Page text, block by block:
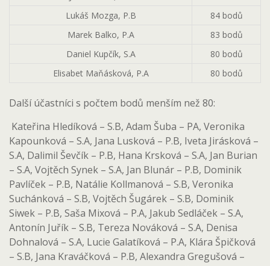
Lukáš Mozga, P.B
84 bodů
Marek Balko, P.A
83 bodů
Daniel Kupčík, S.A
80 bodů
Elisabet Maňásková, P.A
80 bodů
Další účastníci s počtem bodů menším než 80:
Kateřina Hledíková – S.B, Adam Šuba – PA, Veronika
Kapounková – S.A, Jana Lusková – P.B, Iveta Jirásková –
S.A, Dalimil Ševčík – P.B, Hana Krsková – S.A, Jan Burian
– S.A, Vojtěch Synek – S.A, Jan Blunár – P.B, Dominik
Pavlíček – P.B, Natálie Kollmanová – S.B, Veronika
Suchánková – S.B, Vojtěch Šugárek – S.B, Dominik
Siwek – P.B, Saša Mixová – P.A, Jakub Sedláček – S.A,
Antonín Juřík – S.B, Tereza Nováková – S.A, Denisa
Dohnalová – S.A, Lucie Galatíková – P.A, Klára Špičková
– S.B, Jana Kraváčková – P.B, Alexandra Gregušová –